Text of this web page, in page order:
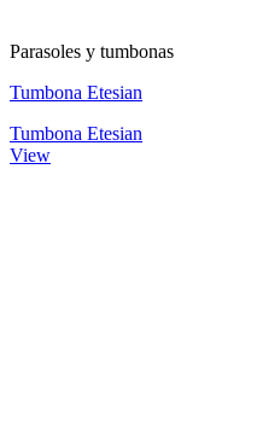
Parasoles y tumbonas
Tumbona Etesian
Tumbona Etesian
View